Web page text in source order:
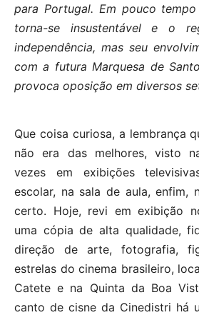
para Portugal. Em pouco
torna-se insustentável e o
independência, mas seu
com a futura Marquesa de
provoca oposição em diversos
Que coisa curiosa, a lembrança
não era das melhores, visto
vezes em exibições
escolar, na sala de aula, enfim,
certo. Hoje, revi em exibição
uma cópia de alta qualidade,
direção de arte, fotografia,
estrelas do cinema brasileiro,
Catete e na Quinta da Boa
canto de cisne da Cinedistri há